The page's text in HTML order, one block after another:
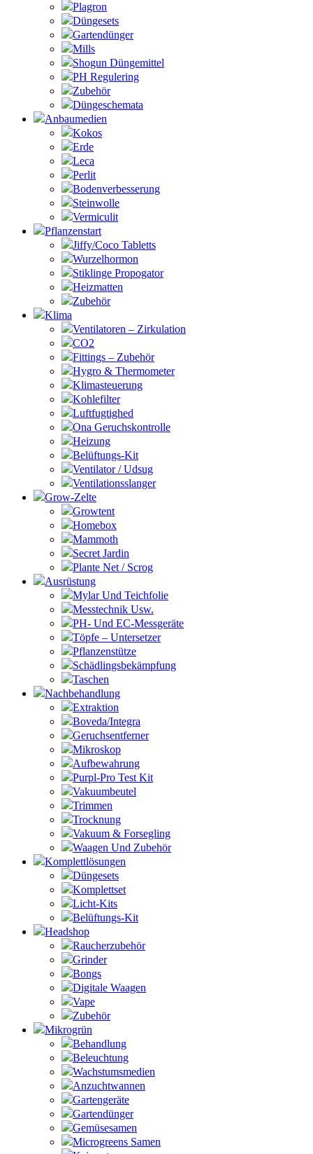
Plagron
Düngesets
Gartendünger
Mills
Shogun Düngemittel
PH Regulering
Zubehör
Düngeschemata
Anbaumedien
Kokos
Erde
Leca
Perlit
Bodenverbesserung
Steinwolle
Vermiculit
Pflanzenstart
Jiffy/Coco Tabletts
Wurzelhormon
Stiklinge Propogator
Heizmatten
Zubehör
Klima
Ventilatoren – Zirkulation
CO2
Fittings – Zubehör
Hygro & Thermometer
Klimasteuerung
Kohlefilter
Luftfugtighed
Ona Geruchskontrolle
Heizung
Belüftungs-Kit
Ventilator / Udsug
Ventilationsslanger
Grow-Zelte
Growtent
Homebox
Mammoth
Secret Jardin
Plante Net / Scrog
Ausrüstung
Mylar Und Teichfolie
Messtechnik Usw.
PH- Und EC-Messgeräte
Töpfe – Untersetzer
Pflanzenstütze
Schädlingsbekämpfung
Taschen
Nachbehandlung
Extraktion
Boveda/Integra
Geruchsentferner
Mikroskop
Aufbewahrung
Purpl-Pro Test Kit
Vakuumbeutel
Trimmen
Trocknung
Vakuum & Forsegling
Waagen Und Zubehör
Komplettlösungen
Düngesets
Komplettset
Licht-Kits
Belüftungs-Kit
Headshop
Raucherzubehör
Grinder
Bongs
Digitale Waagen
Vape
Zubehör
Mikrogrün
Behandlung
Beleuchtung
Wachstumsmedien
Anzuchtwannen
Gartengeräte
Gartendünger
Gemüsesamen
Microgreens Samen